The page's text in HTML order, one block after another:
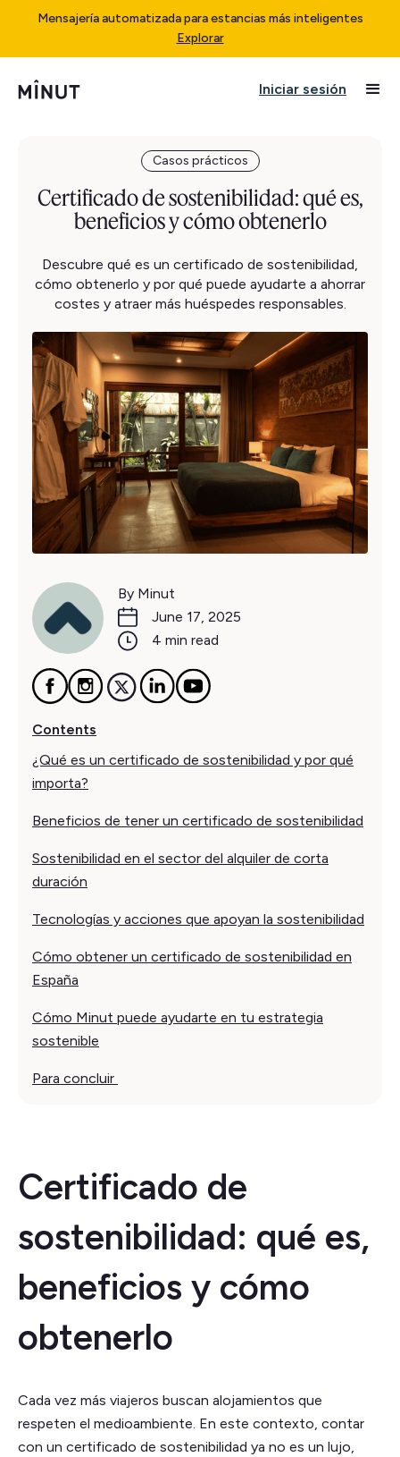
Mensajería automatizada para estancias más inteligentes
Explorar
Iniciar sesión
Casos prácticos
Certificado de sostenibilidad: qué es,
beneficios y cómo obtenerlo
Descubre qué es un certificado de sostenibilidad,
cómo obtenerlo y por qué puede ayudarte a ahorrar
costes y atraer más huéspedes responsables.
By Minut
June 17, 2025
4 min read
Contents
¿Qué es un certificado de sostenibilidad y por qué
importa?
Beneficios de tener un certificado de sostenibilidad
Sostenibilidad en el sector del alquiler de corta
duración
Tecnologías y acciones que apoyan la sostenibilidad
Cómo obtener un certificado de sostenibilidad en
España
Cómo Minut puede ayudarte en tu estrategia
sostenible
Para concluir
Certificado de
sostenibilidad: qué es,
beneficios y cómo
obtenerlo
Cada vez más viajeros buscan alojamientos que
respeten el medioambiente. En este contexto, contar
con un certificado de sostenibilidad ya no es un lujo,